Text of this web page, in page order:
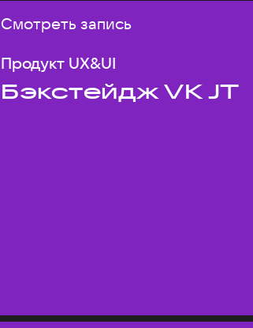
Смотреть запись
Продукт UX&UI
Бэкстейдж VK JT